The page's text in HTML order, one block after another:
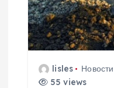
з
lisles Новости
55 views